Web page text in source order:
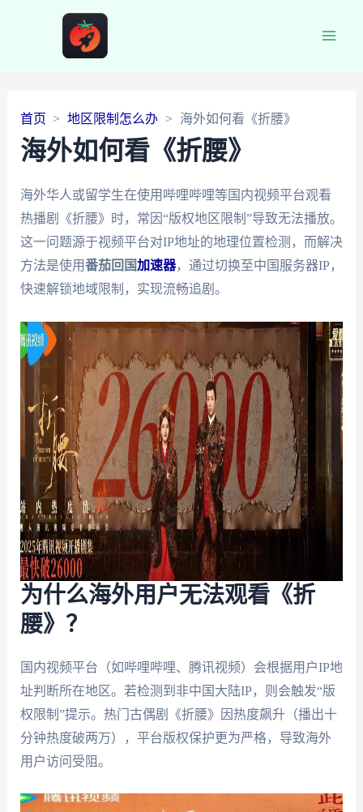
首页 地区限制怎么办 海外如何看《折腰》
海外如何看《折腰》
海外华人或留学生在使用哔哩哔哩等国内视频平台观看
热播剧《折腰》时，常因“版权地区限制”导致无法播放。
这一问题源于视频平台对IP地址的地理位置检测，而解决
方法是使用番茄回国加速器，通过切换至中国服务器IP，
快速解锁地域限制，实现流畅追剧。
为什么海外用户无法观看《折
腰》？
国内视频平台（如哔哩哔哩、腾讯视频）会根据用户IP地
址判断所在地区。若检测到非中国大陆IP，则会触发“版
权限制”提示。热门古偶剧《折腰》因热度飙升（播出十
分钟热度破两万），平台版权保护更为严格，导致海外
用户访问受阻。